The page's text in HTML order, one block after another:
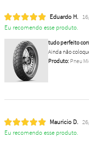
Eduardo H.
Eu recomendo esse produto.
tudo perfeito
Ainda não
Produto:Pneu
Mauricio D.
Eu recomendo esse produto.